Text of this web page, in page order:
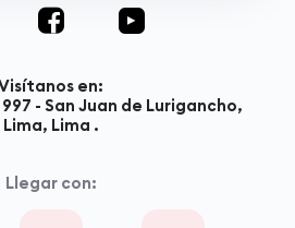
en:
- San Juan de Lurigancho,
Lima, Lima .
Llegar con: